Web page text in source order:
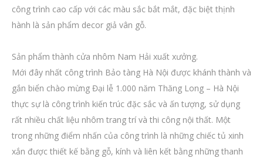
công trình cao cấp với các màu sắc bắt mắt, đặc biệt thịnh
hành là sản phẩm decor giả vân gỗ.
Sản phẩm thành cửa nhôm Nam Hải xuất xưởng.
Mới đây nhất công trình Bảo tàng Hà Nội được khánh thành và
gắn biển chào mừng Đại lễ 1.000 năm Thăng Long – Hà Nội
thực sự là công trình kiến trúc đặc sắc và ấn tượng, sử dụng
rất nhiều chất liệu nhôm trang trí và thi công nội thất. Một
trong những điểm nhấn của công trình là những chiếc tủ xinh
xắn được thiết kế bằng gỗ, kính và liên kết bằng những thanh